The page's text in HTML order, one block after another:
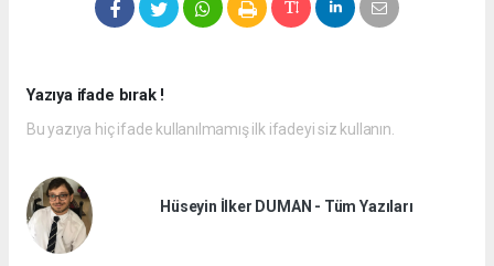
Yazıya ifade bırak !
Bu yazıya hiç ifade kullanılmamış ilk ifadeyi siz kullanın.
Hüseyin İlker DUMAN - Tüm Yazıları